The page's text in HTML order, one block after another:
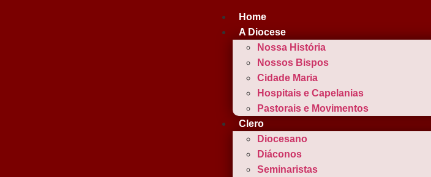
Home
A Diocese
Nossa História
Nossos Bispos
Cidade Maria
Hospitais e Capelanias
Pastorais e Movimentos
Clero
Diocesano
Diáconos
Seminaristas